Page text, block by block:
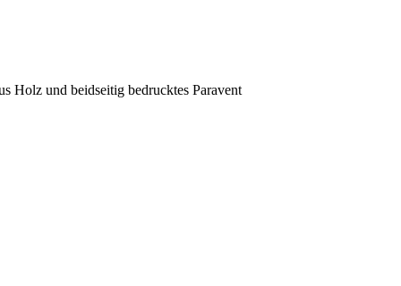
Holz und beidseitig bedrucktes Paravent